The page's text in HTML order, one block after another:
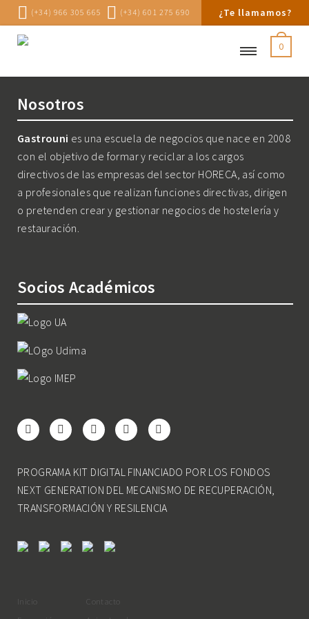
(+34) 966 305 665 (+34) 601 275 690 ¿Te llamamos?
0
Nosotros
Gastrouni es una escuela de negocios que nace en 2008
con el objetivo de formar y reciclar a los cargos
directivos de las empresas del sector HORECA, así como
a profesionales que realizan funciones directivas, dirigen
o pretenden crear y gestionar negocios de hostelería y
restauración.
Socios Académicos
PROGRAMA KIT DIGITAL FINANCIADO POR LOS FONDOS
NEXT GENERATION DEL MECANISMO DE RECUPERACIÓN,
TRANSFORMACIÓN Y RESILENCIA
Inicio
Contacto